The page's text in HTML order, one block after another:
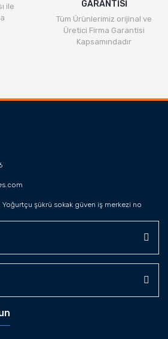
ile
GARANTİSİ
Tüm Ürünlerimiz orijinal ve
Üretici Firma Garantisi
Kapsamındadır
Yoğurtçu şükrü sokak güven iş merkezi no